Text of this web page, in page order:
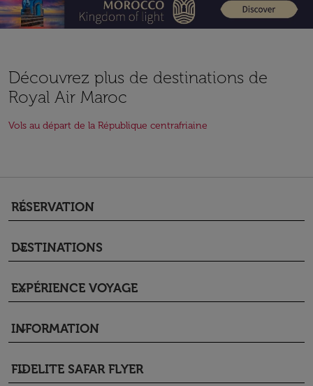
Découvrez plus de destinations de
Royal Air Maroc
Vols au départ de la République centrafriaine
RÉSERVATION
keyboard_arrow_down
DESTINATIONS
keyboard_arrow_down
EXPÉRIENCE VOYAGE
keyboard_arrow_down
INFORMATION
keyboard_arrow_down
FIDELITE SAFAR FLYER
keyboard_arrow_down